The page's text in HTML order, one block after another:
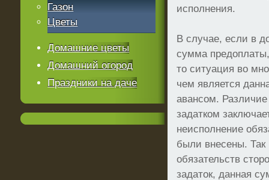
исполнения.
В случае, если в
сумма
то ситуация во
чем является
авансом.
задатком
неисполнение
были внесены. Так
обязательств
задаток, данная
Газон
Цветы
Домашние цветы
Домашний огород
Праздники на даче